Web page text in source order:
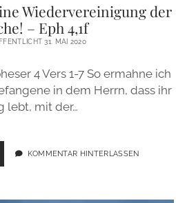
Wiedervereinigung der
– Eph 4,1f
31. MAI 2020
4 Vers 1-7 So ermahne ich
in dem Herrn, dass ihr
lebt, mit der…
KOMMENTAR HINTERLASSEN